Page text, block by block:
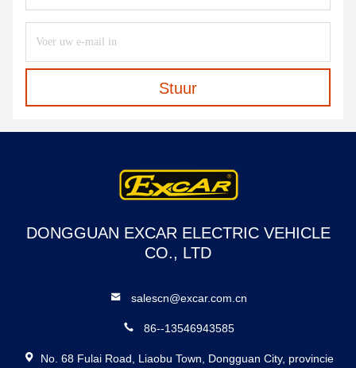
Stuur
DONGGUAN EXCAR ELECTRIC VEHICLE
CO., LTD
salescn@excar.com.cn
86--13546943585
No. 68 Fulai Road, Liaobu Town, Dongguan City, provincie